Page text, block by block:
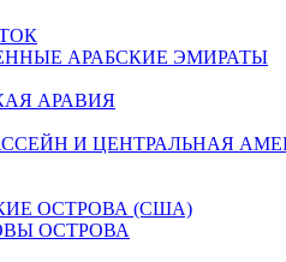
АРАБСКИЕ ЭМИРАТЫ
АРАВИЯ
И ЦЕНТРАЛЬНАЯ
ОСТРОВА (США)
ОСТРОВА